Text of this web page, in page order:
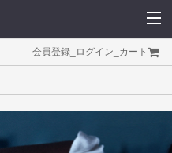
会員登録 ログイン カート